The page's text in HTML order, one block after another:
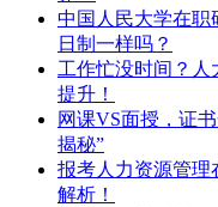
中国人民大学在职
日制一样吗？
工作忙没时间？
提升！
网课VS面授，证
揭秘”
报考人力资源管理
解析！